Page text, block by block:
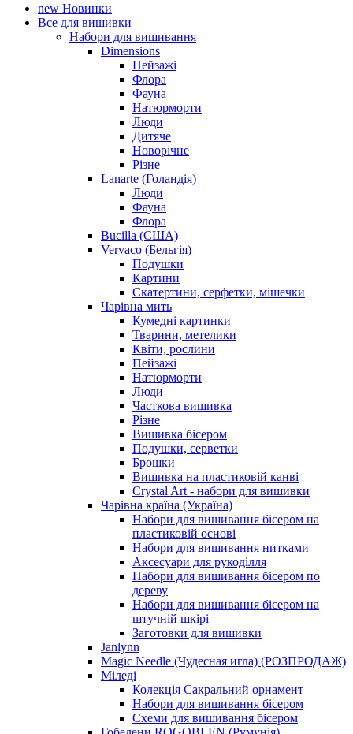
new Новинки
Все для вишивки
Набори для вишивання
Dimensions
Пейзажі
Флора
Фауна
Натюрморти
Люди
Дитяче
Новорічне
Різне
Lanarte (Голандія)
Люди
Фауна
Флора
Bucilla (США)
Vervaco (Бельгія)
Подушки
Картини
Скатертини, серфетки, мішечки
Чарiвна мить
Кумедні картинки
Тварини, метелики
Квіти, рослини
Пейзажі
Натюрморти
Люди
Часткова вишивка
Різне
Вишивка бісером
Подушки, серветки
Брошки
Вишивка на пластиковій канві
Crystal Art - набори для вишивки
Чарівна країна (Україна)
Набори для вишивання бісером на
пластиковій основі
Набори для вишивання нитками
Аксесуари для рукоділля
Набори для вишивання бісером по
дереву
Набори для вишивання бісером на
штучній шкірі
Заготовки для вишивки
Janlynn
Magic Needle (Чудесная игла) (РОЗПРОДАЖ)
Міледі
Колекція Сакральний орнамент
Набори для вишивання бісером
Схеми для вишивання бісером